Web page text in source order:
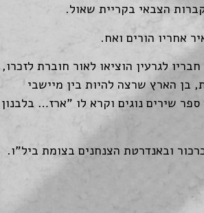
הצבאי בקריית שאול.
אחריו הורים ואח.
לגרעין הוציאו לאור חוברת לזכרו,
בן הארץ שרצה להיות בין מיישבי
שירים נוגים וקרא לו "ארז… בלבנון
ובאנדרטת הצנחנים בצומת ביל"ו.